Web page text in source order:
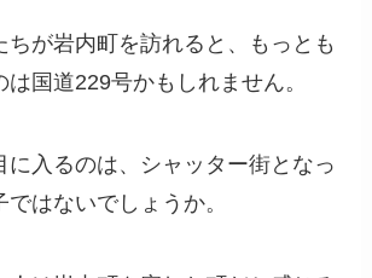
ちが岩内町を訪れると、もっとも
国道229号かもしれません。
に入るのは、シャッター街となっ
はないでしょうか。